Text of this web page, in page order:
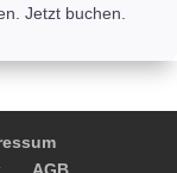
Jetzt buchen.